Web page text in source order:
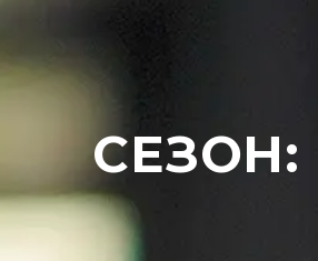
СЕЗОН: